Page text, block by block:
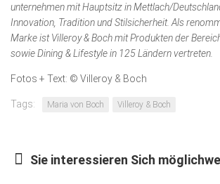
unternehmen mit Hauptsitz in Mettlach/
Innovation, Tradition und Stilsicherheit. Als
Marke ist Villeroy & Boch mit Produkten der
sowie Dining & Lifestyle in 125 Ländern vertreten.
Fotos + Text: © Villeroy & Boch
Tags: Maria von Boch Villeroy & Boch
Sie interessieren Sich